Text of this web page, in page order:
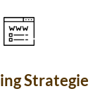
Strategie